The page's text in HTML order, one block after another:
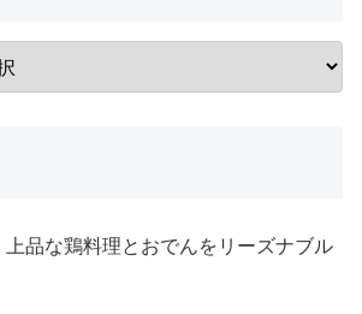
上品な鶏料理とおでんをリーズナブル